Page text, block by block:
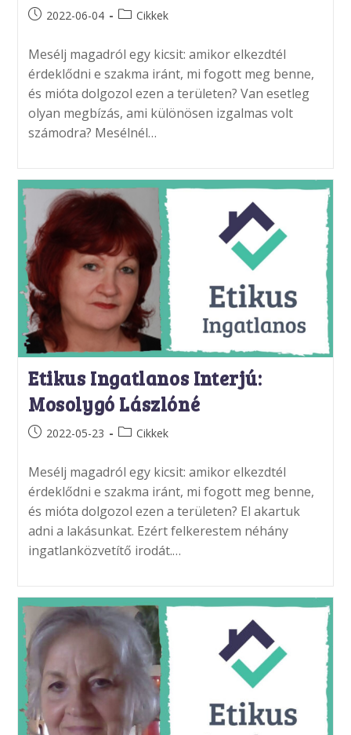
Post2022-06-04
PostCikkek
Mesélj magadról egy kicsit: amikor elkezdtél
érdeklődni e szakma iránt, mi fogott meg benne,
és mióta dolgozol ezen a területen? Van esetleg
olyan megbízás, ami különösen izgalmas volt
számodra? Mesélnél…
Etikus Ingatlanos Interjú:
Mosolygó Lászlóné
Post2022-05-23
PostCikkek
Mesélj magadról egy kicsit: amikor elkezdtél
érdeklődni e szakma iránt, mi fogott meg benne,
és mióta dolgozol ezen a területen? El akartuk
adni a lakásunkat. Ezért felkerestem néhány
ingatlanközvetítő irodát.…